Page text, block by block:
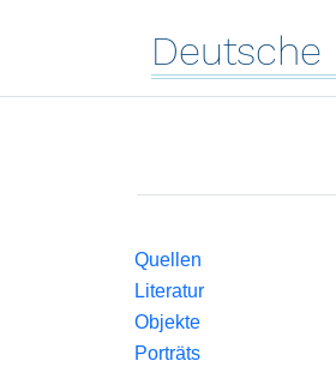
Deutsche
Quellen
Literatur
Objekte
Porträts